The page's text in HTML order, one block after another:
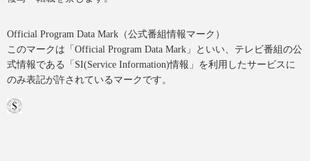
Official Program Data Mark（公式番組情報マーク）
このマークは「Official Program Data Mark」といい、テレビ番組の公
式情報である「SI(Service Information)情報」を利用したサービスに
のみ表記が許されているマークです。